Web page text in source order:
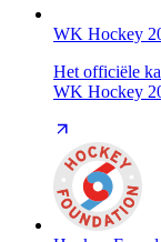
WK Hockey
Het officiële
WK Hockey